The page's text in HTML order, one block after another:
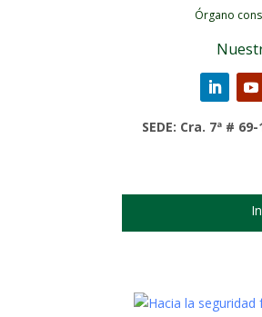
Órgano
SEDE: Cra. 7ª #